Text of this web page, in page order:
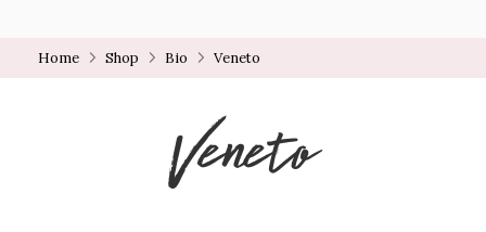
Home Shop Bio Veneto
Veneto